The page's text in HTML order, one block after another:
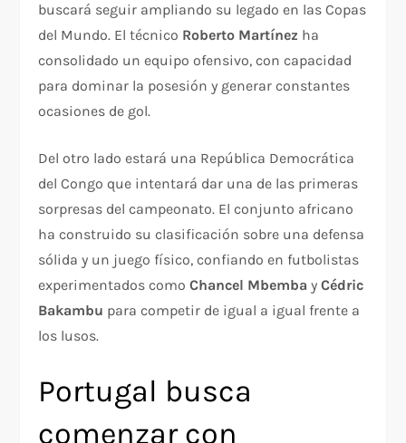
buscará seguir ampliando su legado en las Copas
del Mundo. El técnico Roberto Martínez ha
consolidado un equipo ofensivo, con capacidad
para dominar la posesión y generar constantes
ocasiones de gol.
Del otro lado estará una República Democrática
del Congo que intentará dar una de las primeras
sorpresas del campeonato. El conjunto africano
ha construido su clasificación sobre una defensa
sólida y un juego físico, confiando en futbolistas
experimentados comoChancel Mbemba yCédric
Bakambu para competir de igual a igual frente a
los lusos.
Portugal busca
comenzar con